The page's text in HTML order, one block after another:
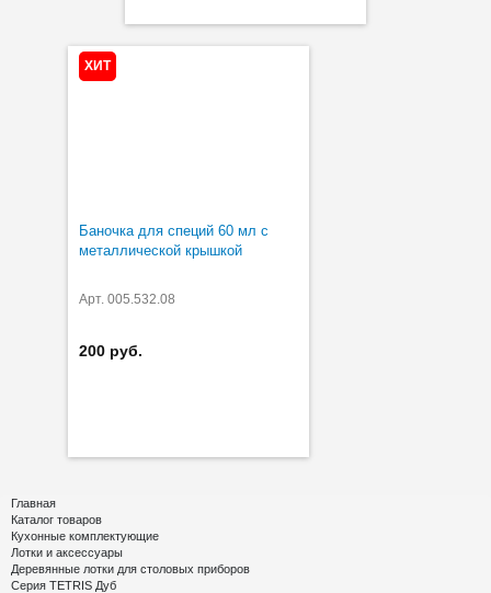
ХИТ
Баночка для специй 60 мл с
металлической крышкой
Арт. 005.532.08
200 руб.
Главная
Каталог товаров
Кухонные комплектующие
Лотки и аксессуары
Деревянные лотки для столовых приборов
Серия TETRIS Дуб